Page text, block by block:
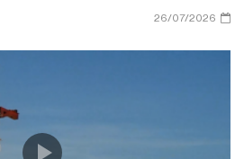
الشكر والتقدير لله
26/07/2026